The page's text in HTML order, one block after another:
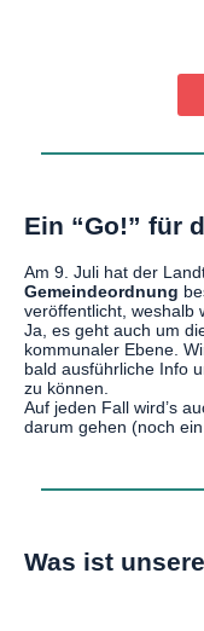
Ein “Go!” für
Am 9. Juli hat der
Gemeindeordnung
veröffentlicht, weshalb
Ja, es geht auch um
kommunaler Ebene.
bald ausführliche Info
zu können.
Auf jeden Fall wird’s
darum gehen (noch
Was ist